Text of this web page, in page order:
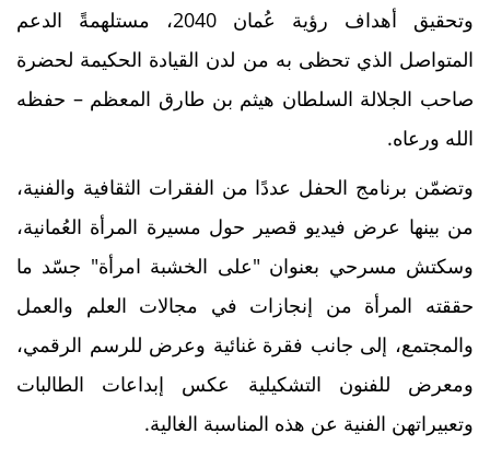
وتحقيق أهداف رؤية عُمان 2040، مستلهمةً الدعم
المتواصل الذي تحظى به من لدن القيادة الحكيمة لحضرة
صاحب الجلالة السلطان هيثم بن طارق المعظم – حفظه
الله ورعاه.
وتضمّن برنامج الحفل عددًا من الفقرات الثقافية والفنية،
من بينها عرض فيديو قصير حول مسيرة المرأة العُمانية،
وسكتش مسرحي بعنوان "على الخشبة امرأة" جسّد ما
حققته المرأة من إنجازات في مجالات العلم والعمل
والمجتمع، إلى جانب فقرة غنائية وعرض للرسم الرقمي،
ومعرض للفنون التشكيلية عكس إبداعات الطالبات
وتعبيراتهن الفنية عن هذه المناسبة الغالية.